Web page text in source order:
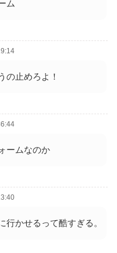
ム
の止めろよ！
ームなのか
かせるって酷すぎる。